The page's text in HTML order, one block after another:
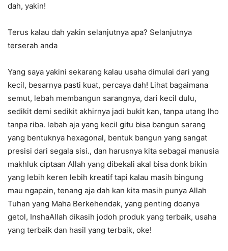
dah, yakin!
Terus kalau dah yakin selanjutnya apa? Selanjutnya
terserah anda
Yang saya yakini sekarang kalau usaha dimulai dari yang
kecil, besarnya pasti kuat, percaya dah! Lihat bagaimana
semut, lebah membangun sarangnya, dari kecil dulu,
sedikit demi sedikit akhirnya jadi bukit kan, tanpa utang lho
tanpa riba. lebah aja yang kecil gitu bisa bangun sarang
yang bentuknya hexagonal, bentuk bangun yang sangat
presisi dari segala sisi., dan harusnya kita sebagai manusia
makhluk ciptaan Allah yang dibekali akal bisa donk bikin
yang lebih keren lebih kreatif tapi kalau masih bingung
mau ngapain, tenang aja dah kan kita masih punya Allah
Tuhan yang Maha Berkehendak, yang penting doanya
getol, InshaAllah dikasih jodoh produk yang terbaik, usaha
yang terbaik dan hasil yang terbaik, oke!